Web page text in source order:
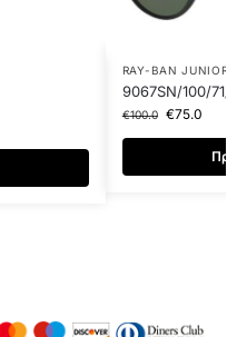
RAY-BAN
9067SN/100/
€100.0 €75.0